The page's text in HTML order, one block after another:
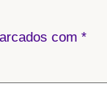
com *